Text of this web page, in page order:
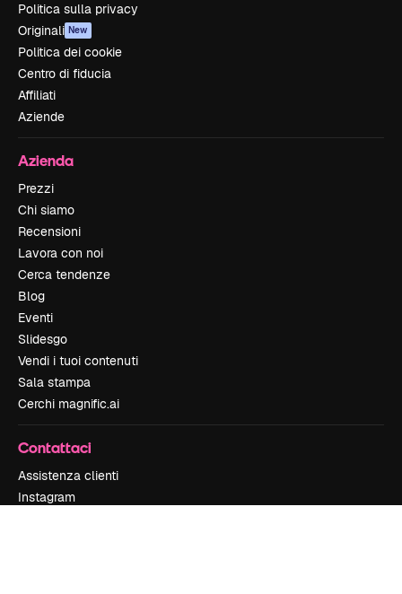
Politica sulla privacy
Originali New
Politica dei cookie
Centro di fiducia
Affiliati
Aziende
Azienda
Prezzi
Chi siamo
Recensioni
Lavora con noi
Cerca tendenze
Blog
Eventi
Slidesgo
Vendi i tuoi contenuti
Sala stampa
Cerchi magnific.ai
Contattaci
Assistenza clienti
Instagram